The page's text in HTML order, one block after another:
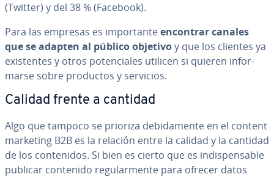
(Twitter) y del 38 % (Facebook).
Para las empresas es im­po­r­ta­n­teencontrar canales
que se adapten al público objetivoy que los clientes ya
exi­s­te­n­tes y otros po­te­n­cia­les utilicen si quieren in­fo­r­
mar­se sobre productos y servicios.
Calidad frente a cantidad
Algo que tampoco se prioriza de­bi­da­me­n­te en el content
marketing B2B es la relación entre la calidad y la cantidad
de los co­n­te­ni­dos. Si bien es cierto que es in­di­s­pe­n­sa­ble
publicar contenido re­gu­la­r­me­n­te para ofrecer datos